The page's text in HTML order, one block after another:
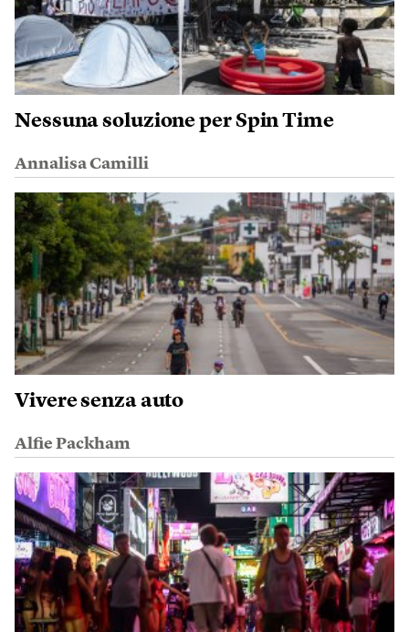
Nessuna soluzione per Spin Time
Annalisa Camilli
Vivere senza auto
Alfie Packham